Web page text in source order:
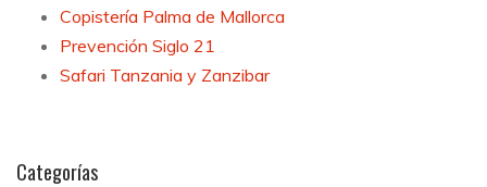
Copistería Palma de Mallorca
Prevención Siglo 21
Safari Tanzania y Zanzibar
Categorías